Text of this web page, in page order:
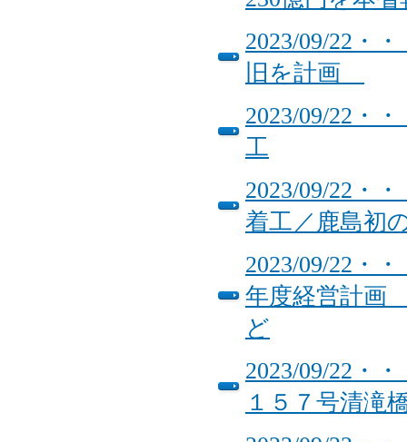
2023/09/22・
旧を計画
2023/09/22・
工
2023/09/22・
着工／鹿島初
2023/09/22・
年度経営計画
ど
2023/09/22・
１５７号清滝